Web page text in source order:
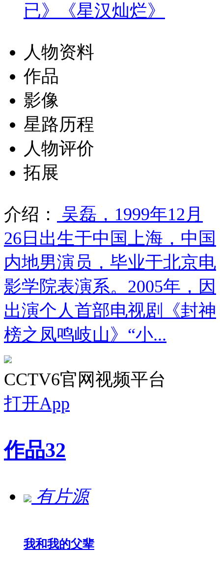
已》
《星汉灿烂》
人物资料
作品
影像
星路历程
人物评价
拓展
介绍：
吴磊，1999年12月
26日出生于中国上海，中国
内地男演员，毕业于北京电
影学院表演系。2005年，因
出演个人首部电视剧《封神
榜之凤鸣岐山》“小...
CCTV6官网视频平台
打开App
作品32
有片源
我和我的父辈